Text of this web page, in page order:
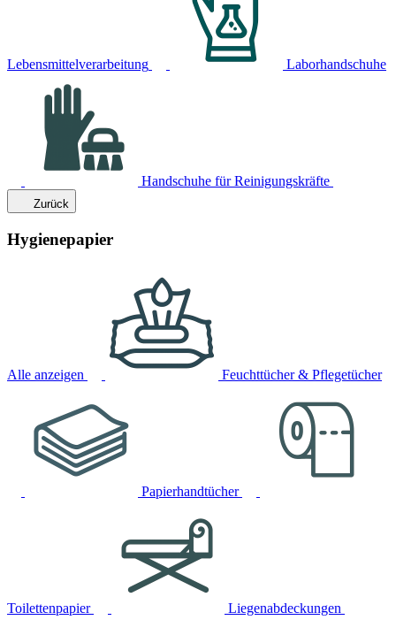
Lebensmittelverarbeitung Laborhandschuhe
Handschuhe für Reinigungskräfte
Zurück
Hygienepapier
Alle anzeigen Feuchttücher & Pflegetücher
Papierhandtücher
Toilettenpapier Liegenabdeckungen